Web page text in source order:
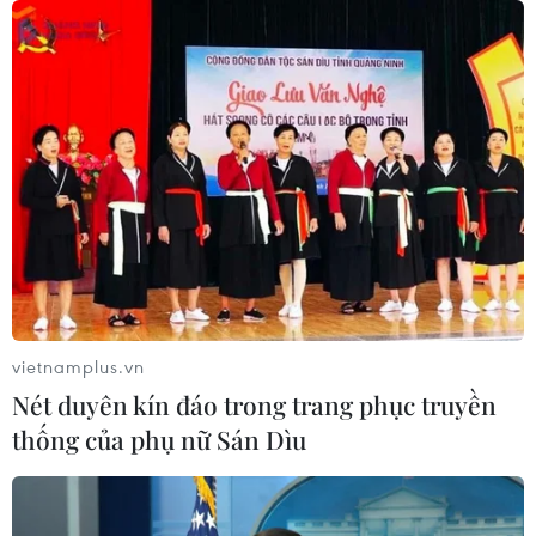
dịch nâng cao kỹ năng lái xe môtô, xe
Tháng 12/2026 hoàn thành mở rộng
đoạn cao tốc Thành phố Hồ Chí
Minh-Long Thành
07/08/2026 10:29
Lào Cai: Đứt gãy 30m đường
tỉnh 161 sau mưa lớn, giao thông bị
chia cắt
07/08/2026 10:08
vietnamplus.vn
Nét duyên kín đáo trong trang phục truyền
thống của phụ nữ Sán Dìu